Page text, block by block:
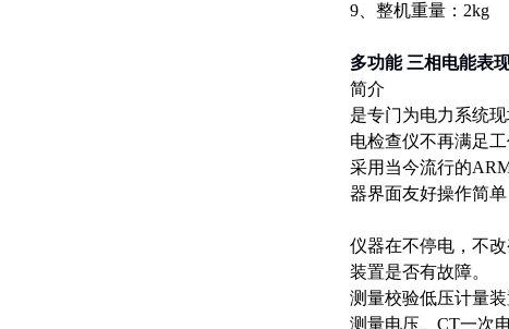
9、整机重量：2kg
多功能 三相电能表
简介
是专门为电力系统
电检查仪不再满足工
采用当今流行的
器界面友好操作简
仪器在不停电，不
装置是否有故障。
测量校验低压计量
测量电压、CT一次